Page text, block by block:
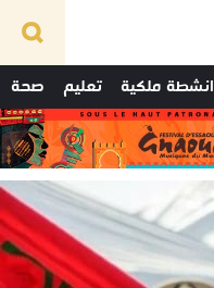
انشطة ملكية تعليم صحة